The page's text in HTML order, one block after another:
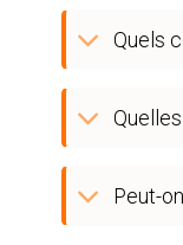
Quels
Peut-